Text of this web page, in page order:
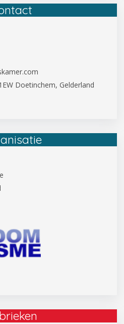
Doetinchem, Gelderland